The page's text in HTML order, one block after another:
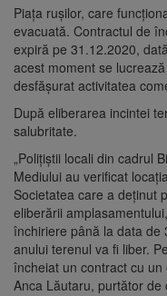
Piața rușilor, care
evacuată. Contractul de
expiră pe 31.12.2020,
acest moment se
desfășurat activitatea
După eliberarea incintei
salubritate.
„Polițiștii locali din cadrul
Mediului au verificat
Societatea care a deținut
eliberării
închiriere până la data de
anului terenul va fi liber.
încheiat un contract cu
Anca Lăutaru, purtător de